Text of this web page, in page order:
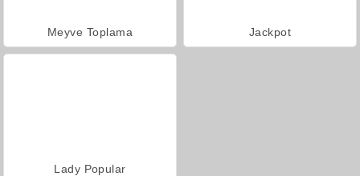
Meyve Toplama Jackpot
Lady Popular